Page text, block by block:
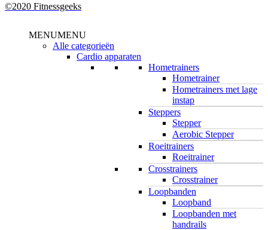
©2020 Fitnessgeeks
MENUMENU
Alle categorieën
Cardio apparaten
Hometrainers
Hometrainer
Hometrainers met lage
instap
Steppers
Stepper
Aerobic Stepper
Roeitrainers
Roeitrainer
Crosstrainers
Crosstrainer
Loopbanden
Loopband
Loopbanden met
handrails